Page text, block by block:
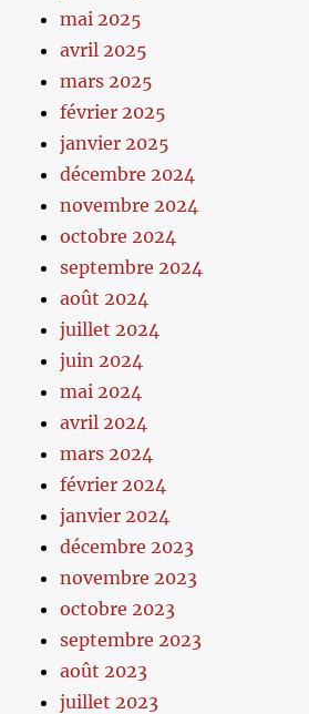
mai 2025
avril 2025
mars 2025
février 2025
janvier 2025
décembre 2024
novembre 2024
octobre 2024
septembre 2024
août 2024
juillet 2024
juin 2024
mai 2024
avril 2024
mars 2024
février 2024
janvier 2024
décembre 2023
novembre 2023
octobre 2023
septembre 2023
août 2023
juillet 2023